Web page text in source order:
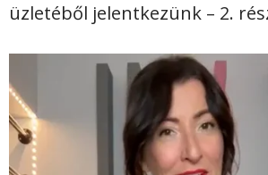
üzletéből jelentkezünk – 2.